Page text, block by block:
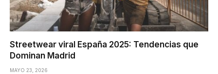
Streetwear viral España 2025: Tendencias que
Dominan Madrid
MAYO 23, 2026